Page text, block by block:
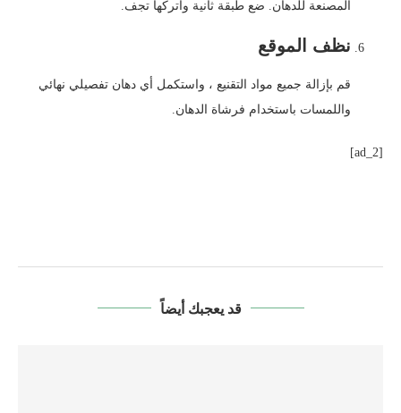
المصنعة للدهان. ضع طبقة ثانية واتركها تجف.
نظف الموقع
قم بإزالة جميع مواد التقنيع ، واستكمل أي دهان تفصيلي نهائي
واللمسات باستخدام فرشاة الدهان.
[ad_2]
قد يعجبك أيضاً